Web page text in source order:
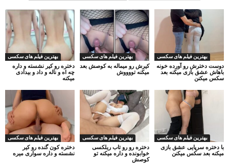
بهترین فیلم های سکسی
دختره رو کیر نشسته و داره
چه اه و ناله و داد و بیدادی
میکنه
بهترین فیلم های سکسی
کیرش رو میماله به کوصش بعد
میکنه تووووش
بهترین فیلم های سکسی
دوست دخترش رو آورده خونه
باهاش عشق بازی میکنه بعد
سکس میکنن
بهترین فیلم های سکسی
دختره کون گنده رو کیر
نشسته و داره سواری میره
بهترین فیلم های سکسی
دختره رو رو تاب ریلکسی
خوابونده و داره میکنه تو
کوصش
بهترین فیلم های سکسی
با دختره سرپایی عشق بازی
میکنه بعد سکس میکنن